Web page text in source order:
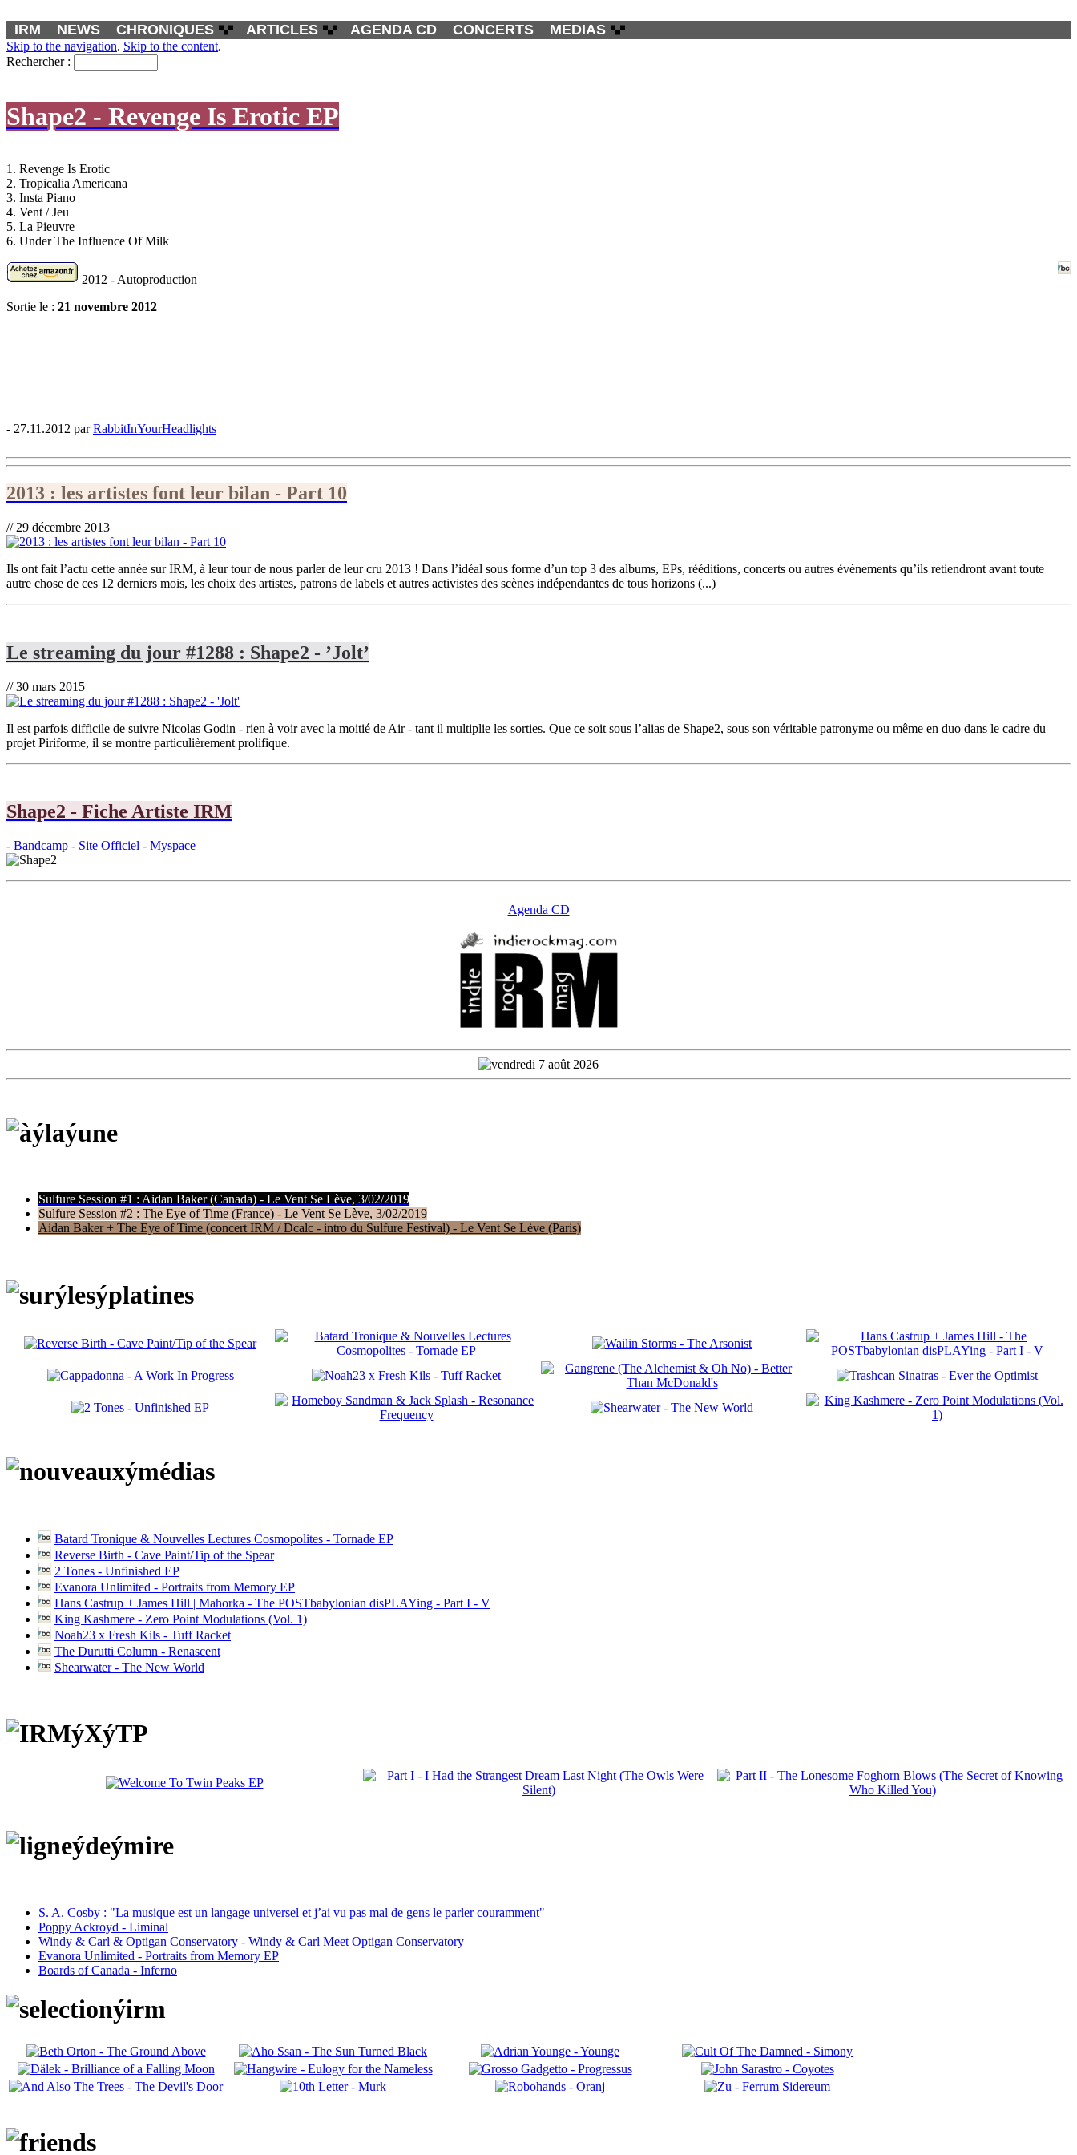
IRM NEWS CHRONIQUES ARTICLES AGENDA CD CONCERTS MEDIAS
Skip to the navigation. Skip to the content.
Rechercher :
Shape2 - Revenge Is Erotic EP
1. Revenge Is Erotic
2. Tropicalia Americana
3. Insta Piano
4. Vent / Jeu
5. La Pieuvre
6. Under The Influence Of Milk
2012 - Autoproduction
Sortie le : 21 novembre 2012
- 27.11.2012 parRabbitInYourHeadlights
2013 : les artistes font leur bilan - Part 10
// 29 décembre 2013
Ils ont fait l’actu cette année sur IRM, à leur tour de nous parler de leur cru 2013 ! Dans l’idéal sous forme d’un top 3 des albums, EPs, rééditions, concerts ou autres évènements qu’ils retiendront avant toute
autre chose de ces 12 derniers mois, les choix des artistes, patrons de labels et autres activistes des scènes indépendantes de tous horizons (...)
Le streaming du jour #1288 : Shape2 - ’Jolt’
// 30 mars 2015
Il est parfois difficile de suivre Nicolas Godin - rien à voir avec la moitié de Air - tant il multiplie les sorties. Que ce soit sous l’alias de Shape2, sous son véritable patronyme ou même en duo dans le cadre du
projet Piriforme, il se montre particulièrement prolifique.
Shape2 - Fiche Artiste IRM
- Bandcamp - Site Officiel - Myspace
Agenda CD
Sulfure Session #1 : Aidan Baker (Canada) - Le Vent Se Lève, 3/02/2019
Sulfure Session #2 : The Eye of Time (France) - Le Vent Se Lève, 3/02/2019
Aidan Baker + The Eye of Time (concert IRM / Dcalc - intro du Sulfure Festival) - Le Vent Se Lève (Paris)
Batard Tronique & Nouvelles Lectures Cosmopolites - Tornade EP
Reverse Birth - Cave Paint/Tip of the Spear
2 Tones - Unfinished EP
Evanora Unlimited - Portraits from Memory EP
Hans Castrup + James Hill | Mahorka - The POSTbabylonian disPLAYing - Part I - V
King Kashmere - Zero Point Modulations (Vol. 1)
Noah23 x Fresh Kils - Tuff Racket
The Durutti Column - Renascent
Shearwater - The New World
S. A. Cosby : "La musique est un langage universel et j’ai vu pas mal de gens le parler couramment"
Poppy Ackroyd - Liminal
Windy & Carl & Optigan Conservatory - Windy & Carl Meet Optigan Conservatory
Evanora Unlimited - Portraits from Memory EP
Boards of Canada - Inferno